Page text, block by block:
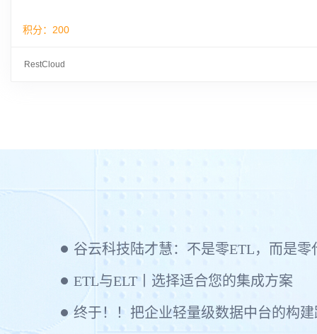
积分： 200
RestCloud
ETL与ELT丨选择适合您的集成方案
终于！！把企业轻量级数据中台的构